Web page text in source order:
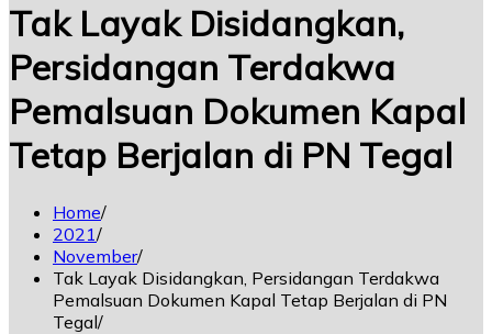
Tak Layak Disidangkan,
Persidangan Terdakwa
Pemalsuan Dokumen Kapal
Tetap Berjalan di PN Tegal
Home
2021
November
Tak Layak Disidangkan, Persidangan Terdakwa
Pemalsuan Dokumen Kapal Tetap Berjalan di PN
Tegal